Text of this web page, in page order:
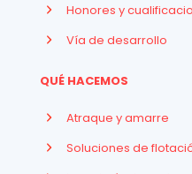
Honores y
Vía de desarrollo
QUÉ HACEMOS
Atraque y amarre
Soluciones de